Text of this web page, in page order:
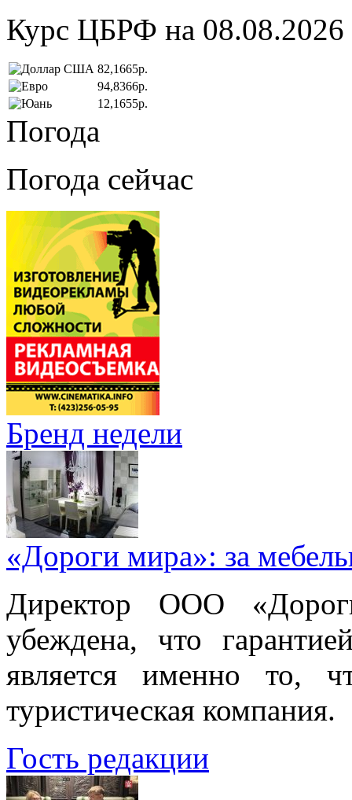
Курс ЦБРФ на 08.08.2026
82,1665р.
94,8366р.
12,1655р.
Погода
Погода сейчас
Бренд недели
«Дороги мира»: за
Директор ООО
убеждена, что
является именно то,
туристическая компания.
Гость редакции